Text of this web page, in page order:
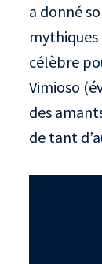
a donné
célèbre
Vimioso
des
de tant